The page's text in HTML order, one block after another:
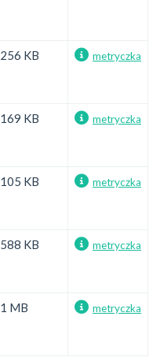
256 KB metryczka
169 KB metryczka
105 KB metryczka
588 KB metryczka
1 MB metryczka